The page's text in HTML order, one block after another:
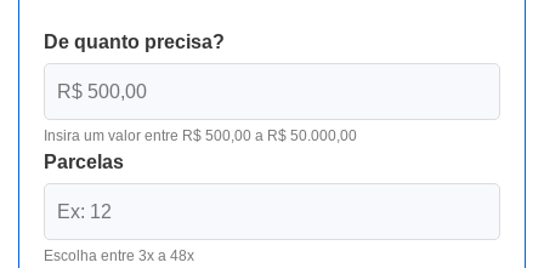
De quanto precisa?
Insira um valor entre R$ 500,00 a R$ 50.000,00
Parcelas
Escolha entre 3x a 48x